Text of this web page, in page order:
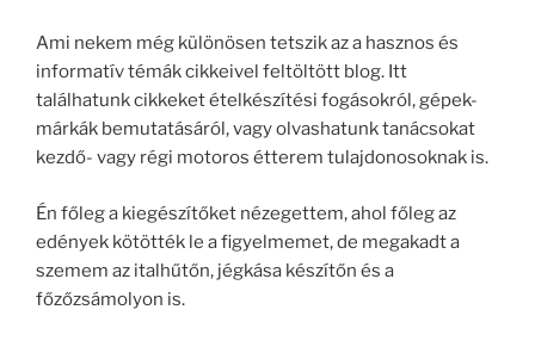
Ami nekem még különösen tetszik az a hasznos és
informatív témák cikkeivel feltöltött blog. Itt
találhatunk cikkeket ételkészítési fogásokról, gépek-
márkák bemutatásáról, vagy olvashatunk tanácsokat
kezdő- vagy régi motoros étterem tulajdonosoknak is.
Én főleg a kiegészítőket nézegettem, ahol főleg az
edények kötötték le a figyelmemet, de megakadt a
szemem az italhűtőn, jégkása készítőn és a
főzőzsámolyon is.